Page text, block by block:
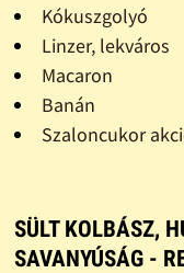
Kókuszgolyó
Linzer, lekváros
Macaron
Banán
Szaloncukor
SÜLT KOLBÁSZ,
SAVANYÚSÁG -